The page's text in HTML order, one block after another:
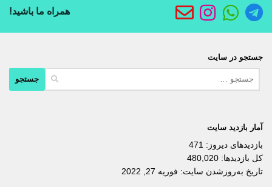
همراه ما باشید!
جستجو در سایت
آمار بازدید سایت
بازدیدهای دیروز: 471
کل بازدیدها: 480,020
تاریخ به‌روزشدن سایت: فوریه 27, 2022